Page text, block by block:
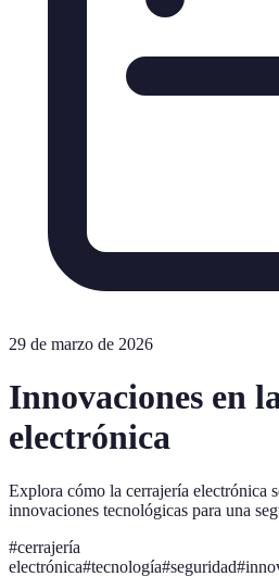
29 de marzo de 2026
Innovaciones en
electrónica
Explora cómo la cerrajería electrónica
innovaciones tecnológicas para una
#cerrajería
electrónica#tecnología#seguridad#